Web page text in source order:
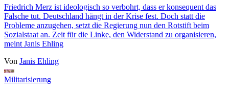
Friedrich Merz ist ideologisch so verbohrt, dass er konsequent das
Falsche tut. Deutschland hängt in der Krise fest. Doch statt die
Probleme anzugehen, setzt die Regierung nun den Rotstift beim
Sozialstaat an. Zeit für die Linke, den Widerstand zu organisieren,
meint Janis Ehling
Von Janis Ehling
Militarisierung